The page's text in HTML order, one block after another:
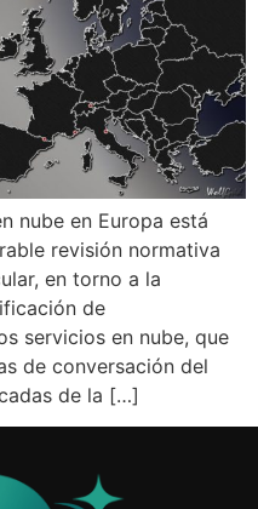
nube en Europa está
revisión normativa
en torno a la
de
servicios en nube, que
de conversación del
de la […]